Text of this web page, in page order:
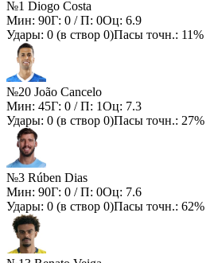
№1 Diogo Costa
Мин: 90Г: 0 / П: 0Оц: 6.9
Удары: 0 (в створ 0)Пасы точн.: 11%
№20 João Cancelo
Мин: 45Г: 0 / П: 1Оц: 7.3
Удары: 0 (в створ 0)Пасы точн.: 27%
№3 Rúben Dias
Мин: 90Г: 0 / П: 0Оц: 7.6
Удары: 0 (в створ 0)Пасы точн.: 62%